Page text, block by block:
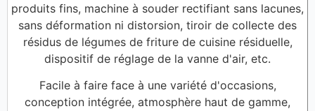
produits fins, machine à souder rectifiant sans lacunes,
sans déformation ni distorsion, tiroir de collecte des
résidus de légumes de friture de cuisine résiduelle,
dispositif de réglage de la vanne d'air, etc.
Facile à faire face à une variété d'occasions,
conception intégrée, atmosphère haut de gamme,